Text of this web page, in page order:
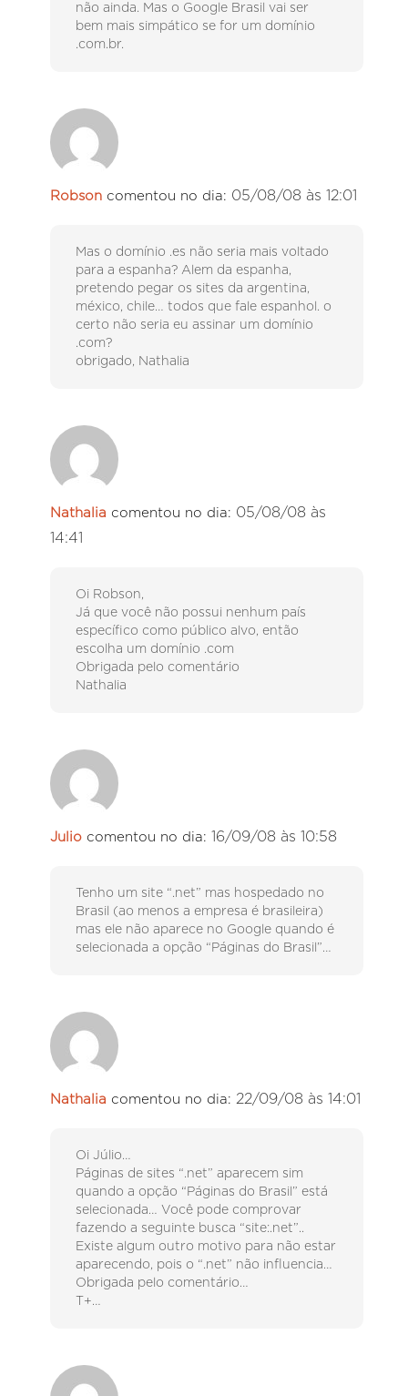
não ainda. Mas o Google Brasil vai ser
bem mais simpático se for um domínio
.com.br.
Robson comentou no dia: 05/08/08 às 12:01
Mas o domínio .es não seria mais voltado
para a espanha? Alem da espanha,
pretendo pegar os sites da argentina,
méxico, chile… todos que fale espanhol. o
certo não seria eu assinar um domínio
.com?
obrigado, Nathalia
Nathalia comentou no dia: 05/08/08 às
14:41
Oi Robson,
Já que você não possui nenhum país
específico como público alvo, então
escolha um domínio .com
Obrigada pelo comentário
Nathalia
Julio comentou no dia: 16/09/08 às 10:58
Tenho um site “.net” mas hospedado no
Brasil (ao menos a empresa é brasileira)
mas ele não aparece no Google quando é
selecionada a opção “Páginas do Brasil”…
Nathalia comentou no dia: 22/09/08 às 14:01
Oi Júlio…
Páginas de sites “.net” aparecem sim
quando a opção “Páginas do Brasil” está
selecionada… Você pode comprovar
fazendo a seguinte busca “site:.net”..
Existe algum outro motivo para não estar
aparecendo, pois o “.net” não influencia…
Obrigada pelo comentário…
T+…